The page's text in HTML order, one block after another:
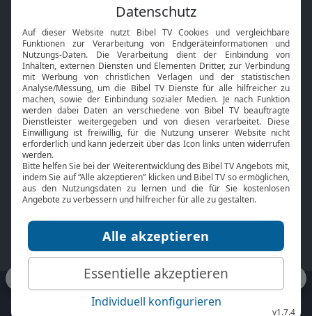
Neuigkeiten
Mobile App
Smart TV
HbbTV
Bibelthek Online-Bibel
Nächster Gottesdienst
Bibel TV
Über uns
Jobs
Mediadaten
Service
Kontakt
TV-Empfang
bibeltv.de: Impressum
Datenschutz
Nutzungsbedingungen
Fakten Bibel TV App